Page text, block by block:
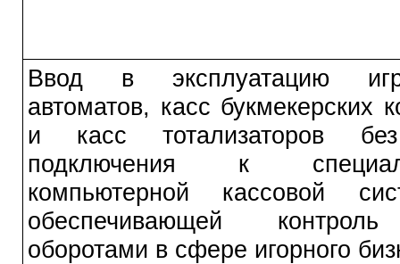
Ввод в эксплуатацию
автоматов, касс букмекерских
и касс тотализаторов
подключения к
компьютерной кассовой
обеспечивающей
оборотами в сфере игорного